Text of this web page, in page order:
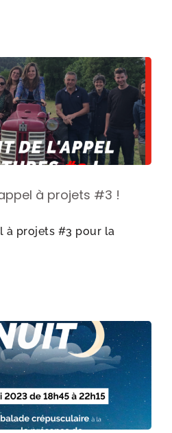
à projets #3 !
à projets #3 pour la